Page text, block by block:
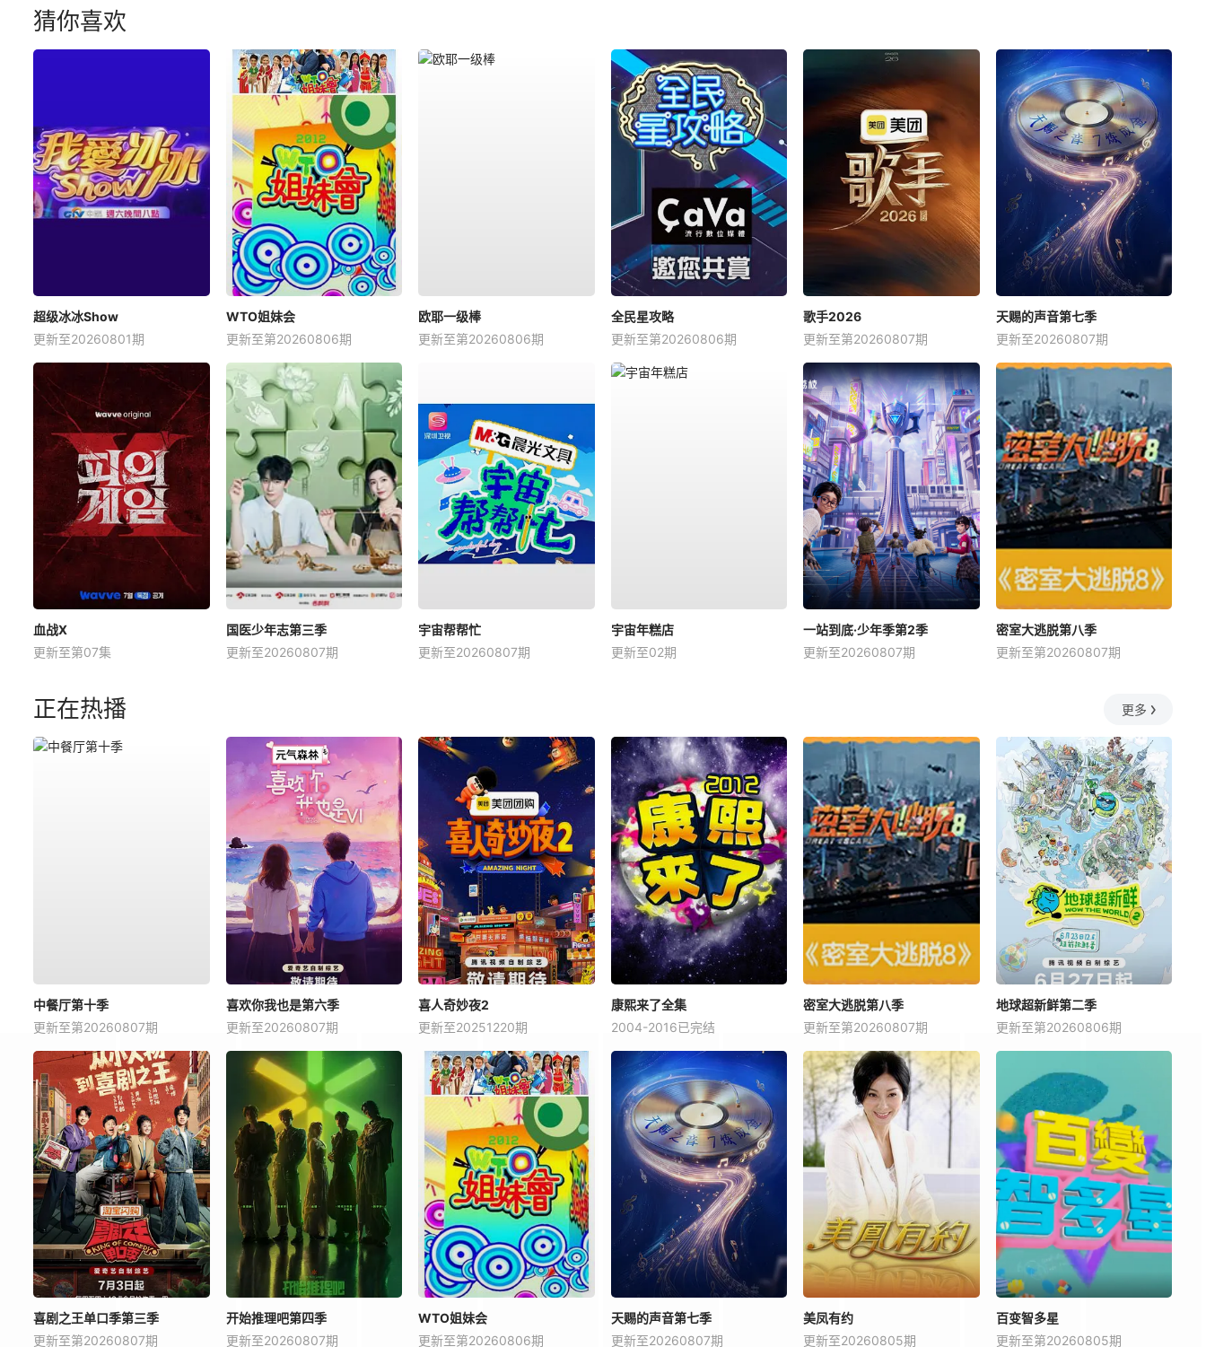
猜你喜欢
超级冰冰Show
更新至20260801期
WTO姐妹会
更新至第20260806期
欧耶一级棒
更新至第20260806期
全民星攻略
更新至第20260806期
歌手2026
更新至第20260807期
天赐的声音第七季
更新至20260807期
血战X
更新至第07集
国医少年志第三季
更新至20260807期
宇宙帮帮忙
更新至20260807期
宇宙年糕店
更新至02期
一站到底·少年季第2季
更新至20260807期
密室大逃脱第八季
更新至第20260807期
正在热播 更多
中餐厅第十季
更新至第20260807期
喜欢你我也是第六季
更新至20260807期
喜人奇妙夜2
更新至20251220期
康熙来了全集
2004-2016已完结
密室大逃脱第八季
更新至第20260807期
地球超新鲜第二季
更新至第20260806期
喜剧之王单口季第三季
更新至第20260807期
开始推理吧第四季
更新至20260807期
WTO姐妹会
更新至第20260806期
天赐的声音第七季
更新至20260807期
美凤有约
更新至20260805期
百变智多星
更新至第20260805期